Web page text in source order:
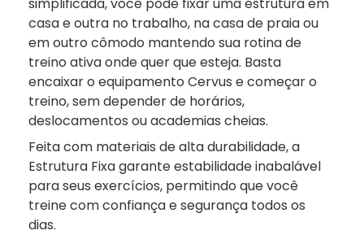
casa e outra no trabalho, na casa de praia ou
em outro cômodo mantendo sua rotina de
treino ativa onde quer que esteja. Basta
encaixar o equipamento Cervus e começar o
treino, sem depender de horários,
deslocamentos ou academias cheias.
Feita com materiais de alta durabilidade, a
Estrutura Fixa garante estabilidade inabalável
para seus exercícios, permitindo que você
treine com confiança e segurança todos os
dias.